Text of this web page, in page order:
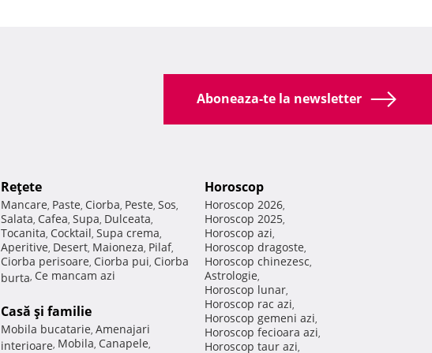
Aboneaza-te la newsletter
Reţete
Mancare, Paste, Ciorba, Peste, Sos,
Salata, Cafea, Supa, Dulceata,
Tocanita, Cocktail, Supa crema,
Aperitive, Desert, Maioneza, Pilaf,
Ciorba perisoare, Ciorba pui, Ciorba
burta, Ce mancam azi
Casă şi familie
Mobila bucatarie, Amenajari
interioare, Mobila, Canapele,
Horoscop
Horoscop 2026,
Horoscop 2025,
Horoscop azi,
Horoscop dragoste,
Horoscop chinezesc,
Astrologie,
Horoscop lunar,
Horoscop rac azi,
Horoscop gemeni azi,
Horoscop fecioara azi,
Horoscop taur azi,